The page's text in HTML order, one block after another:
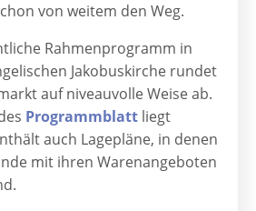
von weitem den Weg.
Rahmenprogramm in
Jakobuskirche rundet
auf niveauvolle Weise ab.
Programmblatt liegt
auch Lagepläne, in denen
mit ihren Warenangeboten